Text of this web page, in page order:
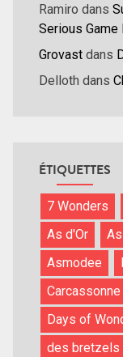
Ramiro dans
Serious
Grovast dans
Delloth dans
ÉTIQUETTES
7 Wonders
As d'Or
Asmodee
Carcassonne
Days of
des bretzels